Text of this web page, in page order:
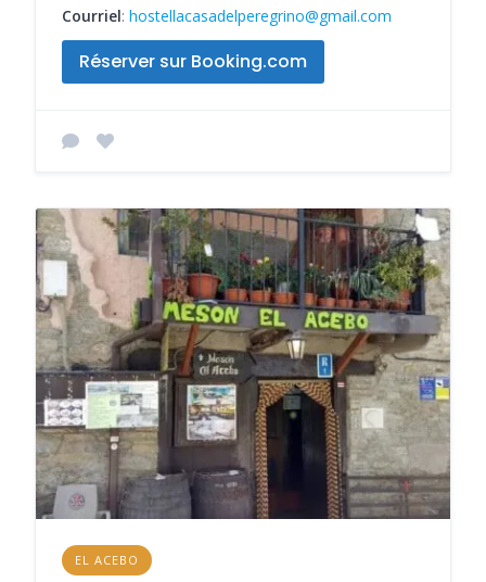
Courriel: hostellacasadelperegrino@gmail.com
Réserver sur Booking.com
EL ACEBO